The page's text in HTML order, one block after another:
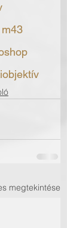
megtekintése